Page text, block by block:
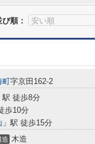
び順：
町字京田162-2
駅 徒歩8分
歩10分
」駅 徒歩15分
造 木造